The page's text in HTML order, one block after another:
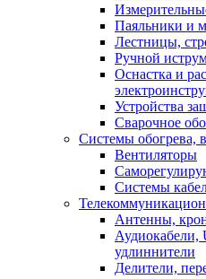
Паяльники и
Лестницы,
Ручной
Оснастка и
Устройства
Сварочное
Системы обогрева,
Вентиляторы
Системы
Антенны,
Аудиокабели,
удлиннители
Делители,